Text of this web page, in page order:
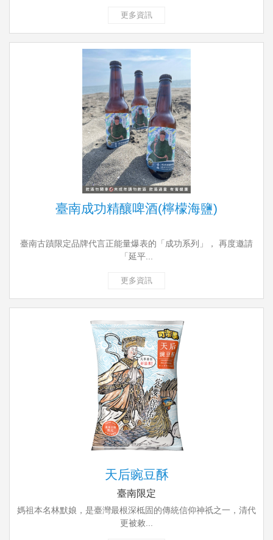
更多資訊
臺南成功精釀啤酒(檸檬海鹽)
臺南古蹟限定品牌代言正能量爆表的「成功系列」， 再度邀請
「延平...
更多資訊
天后豌豆酥
臺南限定
媽祖本名林默娘，是臺灣最根深柢固的傳統信仰神祇之一，清代
更被敕...